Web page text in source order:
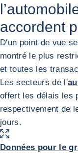
accordent
D'un point de vue
montré le plus
et toutes les
Les secteurs de l'
offert les délais les
respectivement de
jours.
AGRANDIR L'IMAGE
Données pour le